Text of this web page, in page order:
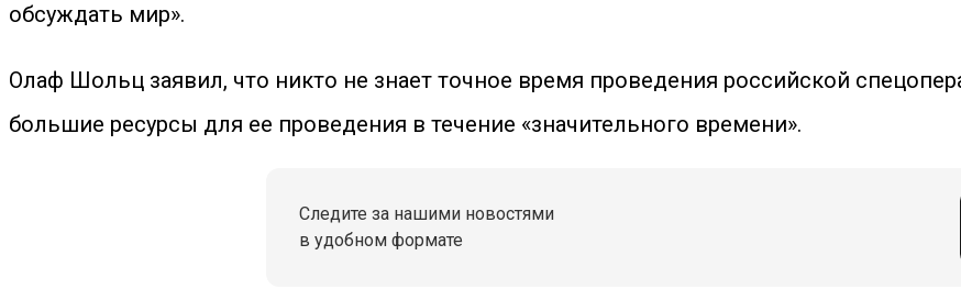
обсуждать мир».
Олаф Шольц заявил, что никто не знает точное время проведения российской
большие ресурсы для ее проведения в течение «значительного времени».
Следите за нашими новостями
в удобном формате